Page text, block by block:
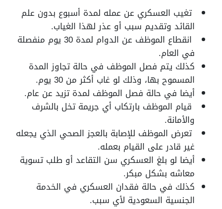
تغيب العسكري عن عمله لمدة أسبوع بدون علم
القائد وتقديم سبب أو عذر لهذا الغياب.
انقطاع الموظف عن الدوام لمدة 30 يوم منفصلة
في العام.
كذلك يتم فصل الموظف في حالة تجاوز المدة
المسموح بها، وذلك لو غاب أكثر من 30 يوم.
أيضا في حالة فصل الموظف لمدة تزيد عن عام.
قيام الموظف بارتكاب أي جريمة تخل بالشرف
والأمانة.
تعرض الموظف للإصابة بالعجز الصحي الذي يجعله
غير قادر على القيام بعمله.
أيضا لو بلغ العسكري سن التقاعد أو طلب تسوية
معاشه بشكل مبكر.
كذلك في حالة فقدان العسكري في الخدمة
الجنسية السعودية لأي سبب.